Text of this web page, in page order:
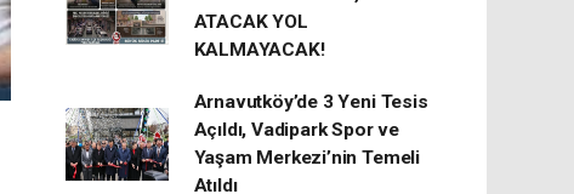
ATACAK YOL
KALMAYACAK!
Arnavutköy’de 3 Yeni Tesis
Açıldı, Vadipark Spor ve
Yaşam Merkezi’nin Temeli
Atıldı